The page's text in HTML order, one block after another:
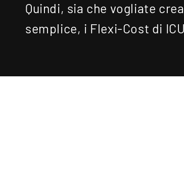
Quindi, sia che vogliate
semplice, i Flexi-Cost di